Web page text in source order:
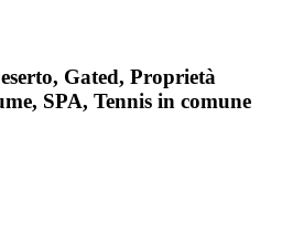
Gated, Proprietà
SPA, Tennis in comune